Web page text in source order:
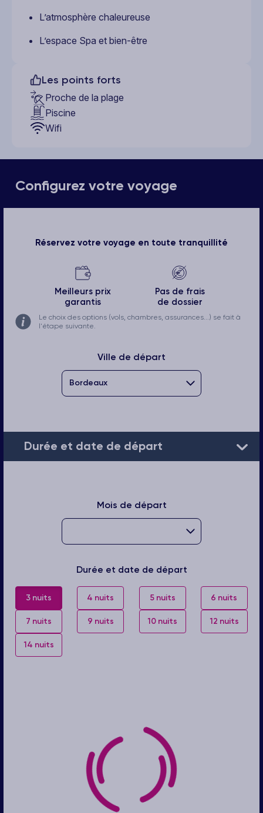
L’atmosphère chaleureuse
L’espace Spa et bien-être
Les points forts
Proche de la plage
Piscine
Wifi
Configurez votre voyage
Réservez votre voyage en toute tranquillité
Meilleurs prix
garantis
Pas de frais
de dossier
Le choix des options (vols, chambres, assurances...) se fait à
l'étape suivante.
Ville de départ
Durée et date de départ
Mois de départ
Durée et date de départ
3 nuits 4 nuits 5 nuits 6 nuits
7 nuits 9 nuits 10 nuits 12 nuits
14 nuits